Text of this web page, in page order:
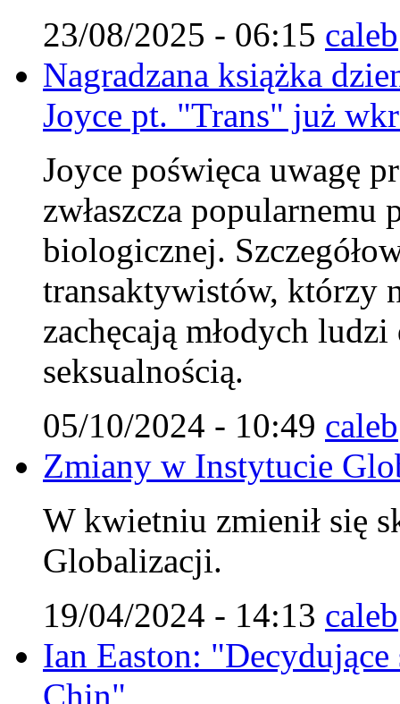
23/08/2025 - 06:15 caleb
Nagradzana książka
Joyce pt. "Trans" już
Joyce poświęca uwagę
zwłaszcza
biologicznej.
transaktywistów, którzy
zachęcają młodych
seksualnością.
05/10/2024 - 10:49 caleb
Zmiany w Instytucie
W kwietniu zmienił się
Globalizacji.
19/04/2024 - 14:13 caleb
Ian Easton:
Chin"